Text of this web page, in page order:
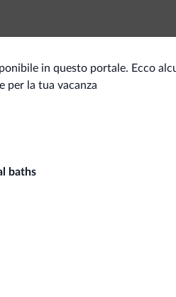
in questo portale. Ecco
per la tua vacanza
baths
informazioni, offerte